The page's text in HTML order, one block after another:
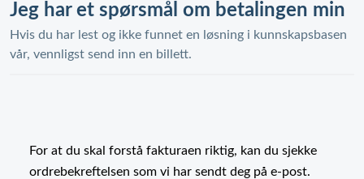
Jeg har et spørsmål om betalingen min
Hvis du har lest og ikke funnet en løsning i kunnskapsbasen
vår, vennligst send inn en billett.
For at du skal forstå fakturaen riktig, kan du sjekke
ordrebekreftelsen som vi har sendt deg på e-post.